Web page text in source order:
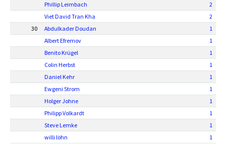
Phillip Leimbach
2
Viet David Tran Kha
2
30
Abdulkader Doudan
1
Albert Efremov
1
Benito Krügel
1
Colin Herbst
1
Daniel Kehr
1
Ewgeni Strom
1
Holger Johne
1
Philipp Volkardt
1
Steve Lemke
1
willi löhn
1